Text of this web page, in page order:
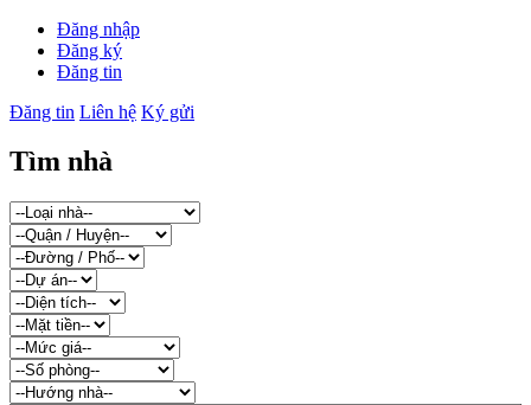
Đăng nhập
Đăng ký
Đăng tin
Đăng tin Liên hệ Ký gửi
Tìm nhà